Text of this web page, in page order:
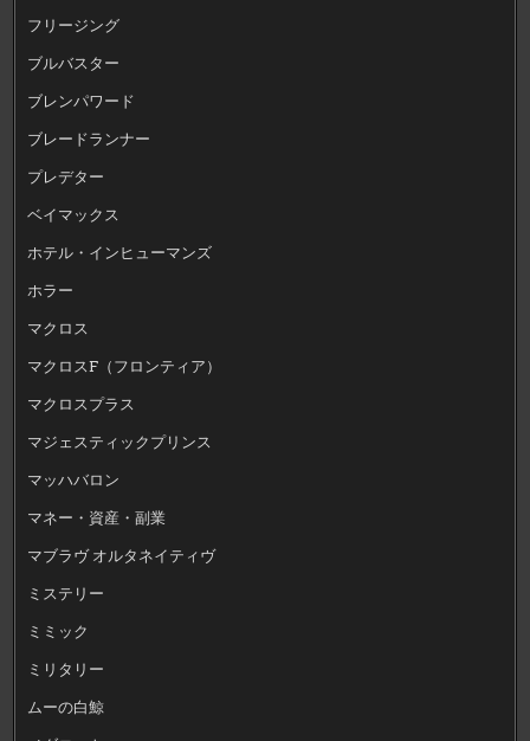
フリージング
ブルバスター
ブレンパワード
ブレードランナー
プレデター
ベイマックス
ホテル・インヒューマンズ
ホラー
マクロス
マクロスF（フロンティア）
マクロスプラス
マジェスティックプリンス
マッハバロン
マネー・資産・副業
マブラヴ オルタネイティヴ
ミステリー
ミミック
ミリタリー
ムーの白鯨